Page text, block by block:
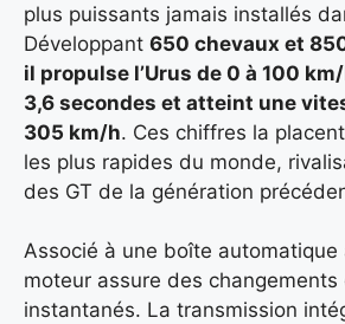
plus puissants jamais installés
Développant 650 chevaux et
il propulse l’Urus de 0 à 100
3,6 secondes et atteint une
305 km/h. Ces chiffres la
les plus rapides du monde,
des GT de la génération
Associé à une boîte automatique
moteur assure des
instantanés. La transmission